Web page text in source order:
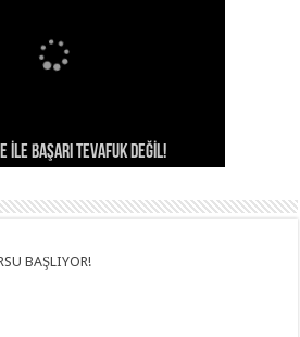
KURSU BAŞLIYOR!
İLE BAŞARI TEVAFUK DEĞİL!
İHL
BAŞLIYOR!